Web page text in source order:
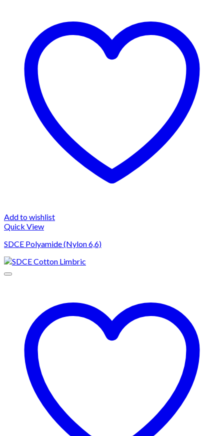
Add to wishlist
Quick View
SDCE Polyamide (Nylon 6,6)